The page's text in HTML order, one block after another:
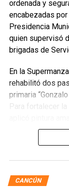
ordenada y
encabezadas
Presidencia
quien supervisó
brigadas de
En la
rehabilitó dos
primaria
Para fortalecer
residuos
acciones
CANCÚN